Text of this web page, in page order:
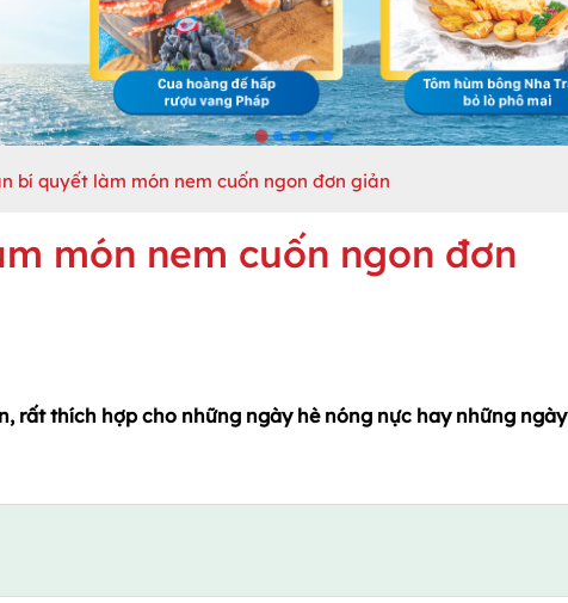
bí quyết làm món nem cuốn ngon đơn giản
món nem cuốn ngon đơn
rất thích hợp cho những ngày hè nóng nực hay những ngày